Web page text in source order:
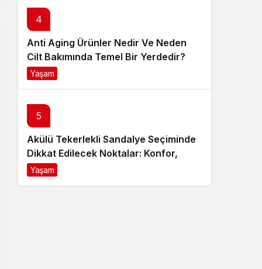
4
Anti Aging Ürünler Nedir Ve Neden
Cilt Bakımında Temel Bir Yerdedir?
Yaşam
5
Akülü Tekerlekli Sandalye Seçiminde
Dikkat Edilecek Noktalar: Konfor,
Güvenlik ve Doğru Model Tercihi
Yaşam